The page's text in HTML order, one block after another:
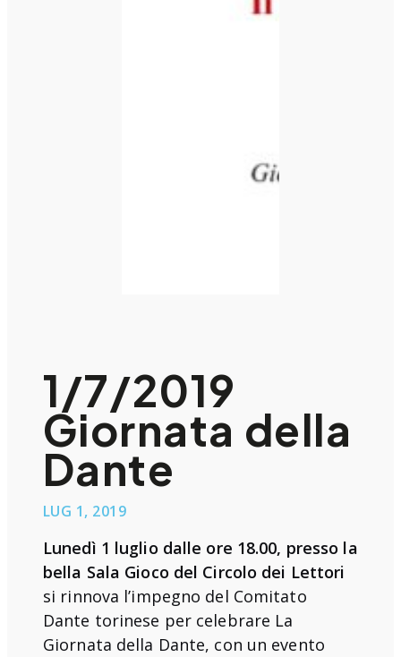
1/7/2019
Giornata della
Dante
LUG 1, 2019
Lunedì 1 luglio dalle ore 18.00, presso la
bella Sala Gioco del Circolo dei Lettori
si rinnova l’impegno del Comitato
Dante torinese per celebrare La
Giornata della Dante, con un evento